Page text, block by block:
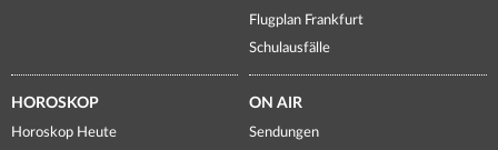
Flugplan Frankfurt
Schulausfälle
HOROSKOP
Horoskop Heute
ON AIR
Sendungen